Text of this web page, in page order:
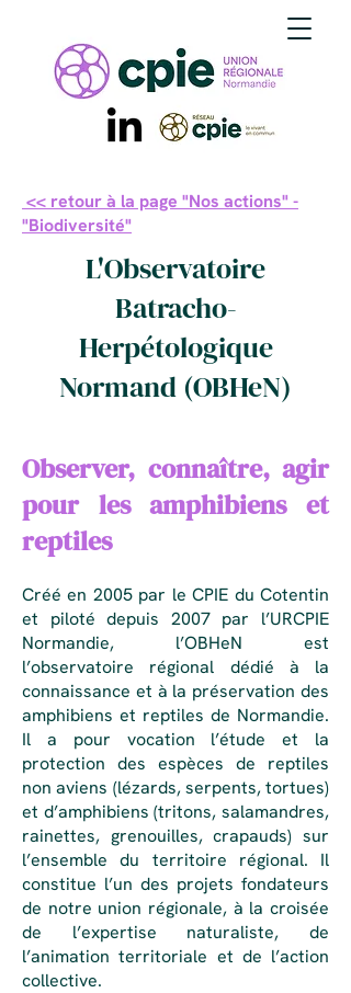
<< retour à la page "Nos actions" -
"Biodiversité"
L'Observatoire
Batracho-
Herpétologique
Normand (OBHeN)
Observer, connaître, agir
pour les amphibiens et
reptiles
Créé en 2005 par le CPIE du Cotentin
et piloté depuis 2007 par l’URCPIE
Normandie, l’OBHeN est
l’observatoire régional dédié à la
connaissance et à la préservation des
amphibiens et reptiles de Normandie.
Il a pour vocation l’étude et la
protection des espèces de reptiles
non aviens (lézards, serpents, tortues)
et d’amphibiens (tritons, salamandres,
rainettes, grenouilles, crapauds) sur
l’ensemble du territoire régional. Il
constitue l’un des projets fondateurs
de notre union régionale, à la croisée
de l’expertise naturaliste, de
l’animation territoriale et de l’action
collective.